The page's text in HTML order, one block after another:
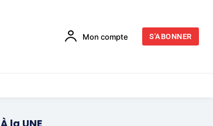
Mon compte S'ABONNER